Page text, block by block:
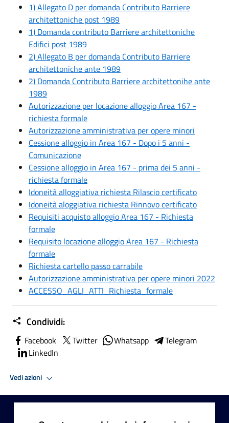
1) Allegato D per domanda Contributo Barriere
architettoniche post 1989
1) Domanda contributo Barriere architettoniche
Edifici post 1989
2) Allegato B per domanda Contributo Barriere
architettoniche ante 1989
2) Domanda Contributo Barriere architettonihe ante
1989
Autorizzazione per locazione alloggio Area 167 -
richiesta formale
Autorizzazione amministrativa per opere minori
Cessione alloggio in Area 167 - Dopo i 5 anni -
Comunicazione
Cessione alloggio in Area 167 - prima dei 5 anni -
richiesta formale
Idoneità alloggiativa richiesta Rilascio certificato
Idoneità aloggiativa richiesta Rinnovo certificato
Requisiti acquisto alloggio Area 167 - Richiesta
formale
Requisito locazione alloggio Area 167 - Richiesta
formale
Richiesta cartello passo carrabile
Autorizzazione amministrativa per opere minori 2022
ACCESSO_AGLI_ATTI_Richiesta_formale
Condividi:
Facebook Twitter Whatsapp
Telegram
LinkedIn
Vedi azioni